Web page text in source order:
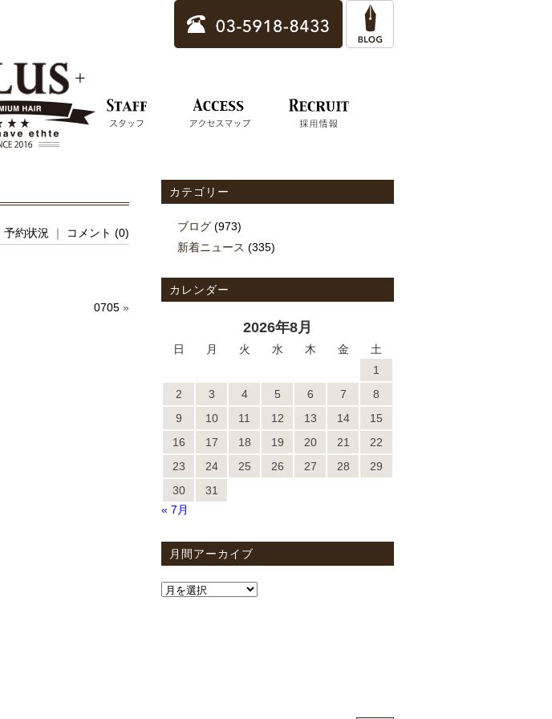
予約状況 ｜ コメント (0)
0705 »
カテゴリー
ブログ (973)
新着ニュース (335)
カレンダー
2026年8月
日 月 火 水 木 金
土
1
2
3 4 5 6 7
8
9
10 11 12 13 14
15
16
17 18 19 20 21
22
23
24 25 26 27 28
29
30
31
« 7月
月間アーカイブ